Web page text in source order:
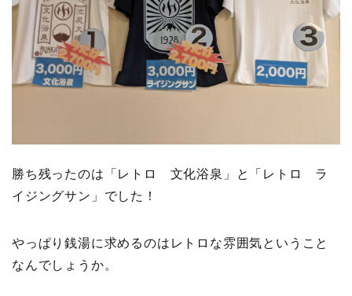
勝ち残ったのは「レトロ 文化浴泉」と「レトロ ラ
イジングサン」でした！
やっぱり銭湯に求めるのはレトロな雰囲気ということ
なんでしょうか。